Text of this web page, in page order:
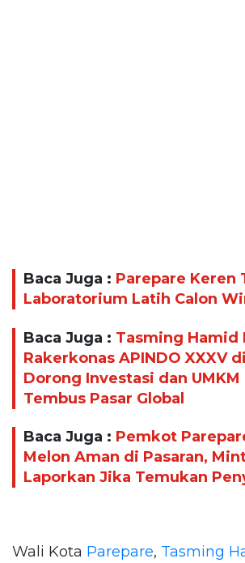
Baca Juga : Parepare Keren
Laboratorium Latih Calon
Baca Juga : Tasming Hamid
Rakerkonas APINDO XXXV
Dorong Investasi dan UMKM
Tembus Pasar Global
Baca Juga : Pemkot
Melon Aman di Pasaran,
Laporkan Jika Temukan
Wali Kota Parepare, Tasming